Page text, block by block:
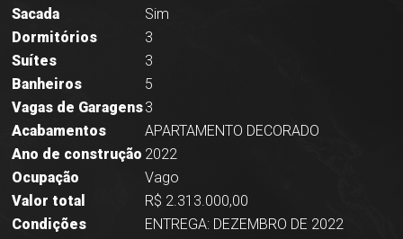
Sacada
Sim
Dormitórios
3
Suítes
3
Banheiros
5
Vagas de Garagens3
Acabamentos
APARTAMENTO DECORADO
Ano de construção 2022
Ocupação
Vago
Valor total
R$ 2.313.000,00
Condições
ENTREGA: DEZEMBRO DE 2022